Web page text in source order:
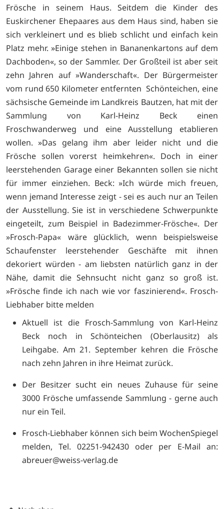
Frösche in seinem Haus. Seitdem die Kinder des
Euskirchener Ehepaares aus dem Haus sind, haben sie
sich verkleinert und es blieb schlicht und einfach kein
Platz mehr. »Einige stehen in Bananenkartons auf dem
Dachboden«, so der Sammler. Der Großteil ist aber seit
zehn Jahren auf »Wanderschaft«. Der Bürgermeister
vom rund 650 Kilometer entfernten Schönteichen, eine
sächsische Gemeinde im Landkreis Bautzen, hat mit der
Sammlung von Karl-Heinz Beck einen
Froschwanderweg und eine Ausstellung etablieren
wollen. »Das gelang ihm aber leider nicht und die
Frösche sollen vorerst heimkehren«. Doch in einer
leerstehenden Garage einer Bekannten sollen sie nicht
für immer einziehen. Beck: »Ich würde mich freuen,
wenn jemand Interesse zeigt - sei es auch nur an Teilen
der Ausstellung. Sie ist in verschiedene Schwerpunkte
eingeteilt, zum Beispiel in Badezimmer-Frösche«. Der
»Frosch-Papa« wäre glücklich, wenn beispielsweise
Schaufenster leerstehender Geschäfte mit ihnen
dekoriert würden - am liebsten natürlich ganz in der
Nähe, damit die Sehnsucht nicht ganz so groß ist.
»Frösche finde ich nach wie vor faszinierend«. Frosch-
Liebhaber bitte melden
Aktuell ist die Frosch-Sammlung von Karl-Heinz
Beck noch in Schönteichen (Oberlausitz) als
Leihgabe. Am 21. September kehren die Frösche
nach zehn Jahren in ihre Heimat zurück.
Der Besitzer sucht ein neues Zuhause für seine
3000 Frösche umfassende Sammlung - gerne auch
nur ein Teil.
Frosch-Liebhaber können sich beim WochenSpiegel
melden, Tel. 02251-942430 oder per E-Mail an:
abreuer@weiss-verlag.de